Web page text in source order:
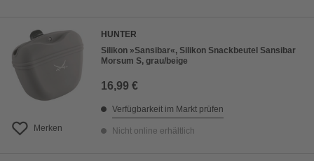
Merken
HUNTER
Silikon »Sansibar«, Silikon Snackbeutel Sansibar
Morsum S, grau/beige
16,99 €
Verfügbarkeit im Markt prüfen
Nicht online erhältlich